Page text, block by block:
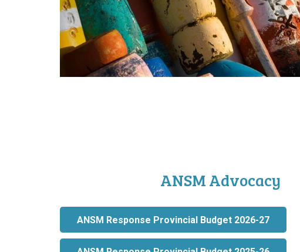
ANSM Advocacy
ANSM Response Provincial Budget 2026-27